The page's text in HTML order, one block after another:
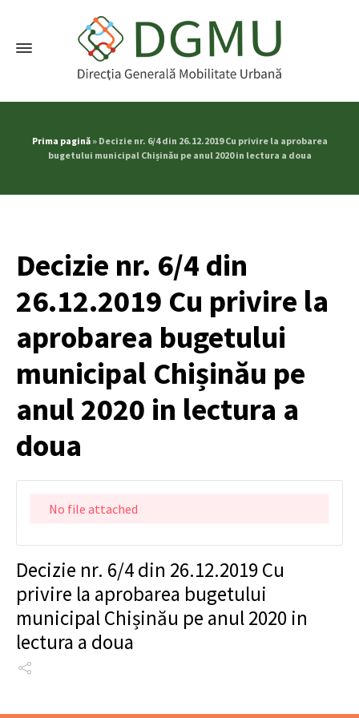
Prima pagină» Decizie nr. 6/4 din 26.12.2019 Cu privire la aprobarea
bugetului municipal Chișinău pe anul 2020 in lectura a doua
Decizie nr. 6/4 din
26.12.2019 Cu privire la
aprobarea bugetului
municipal Chișinău pe
anul 2020 in lectura a
doua
No file attached
Decizie nr. 6/4 din 26.12.2019 Cu
privire la aprobarea bugetului
municipal Chișinău pe anul 2020 in
lectura a doua